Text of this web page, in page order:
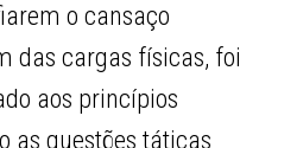
o cansaço
das cargas físicas, foi
aos princípios
as questões táticas